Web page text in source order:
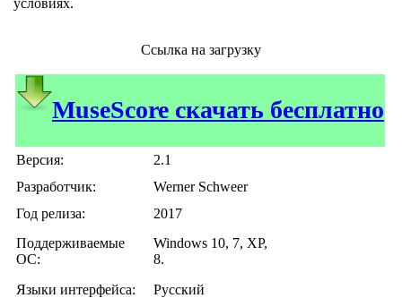
Ссылка на загрузку
MuseScore скачать бесплатно
Версия:
2.1
Разработчик:
Werner Schweer
Год релиза:
2017
Поддерживаемые
ОС:
Windows 10, 7, XP,
8.
Языки интерфейса:
Русский